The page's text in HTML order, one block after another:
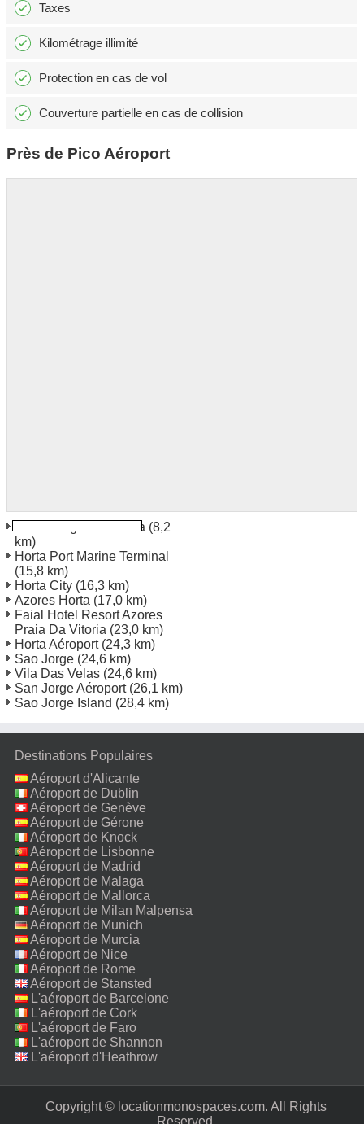
Taxes
Kilométrage illimité
Protection en cas de vol
Couverture partielle en cas de collision
Près de Pico Aéroport
Pico Village Madalena (8,2
km)
Horta Port Marine Terminal
(15,8 km)
Horta City (16,3 km)
Azores Horta (17,0 km)
Faial Hotel Resort Azores
Praia Da Vitoria (23,0 km)
Horta Aéroport(24,3 km)
Sao Jorge (24,6 km)
Vila Das Velas (24,6 km)
San Jorge Aéroport(26,1 km)
Sao Jorge Island (28,4 km)
Destinations Populaires
Aéroport d'Alicante
Aéroport de Dublin
Aéroport de Genève
Aéroport de Gérone
Aéroport de Knock
Aéroport de Lisbonne
Aéroport de Madrid
Aéroport de Malaga
Aéroport de Mallorca
Aéroport de Milan Malpensa
Aéroport de Munich
Aéroport de Murcia
Aéroport de Nice
Aéroport de Rome
Fiumicino
Aéroport de Stansted
L'aéroport de Barcelone
L'aéroport de Cork
L'aéroport de Faro
L'aéroport de Shannon
L'aéroport d'Heathrow
Copyright © locationmonospaces.com. All Rights
Reserved.‎